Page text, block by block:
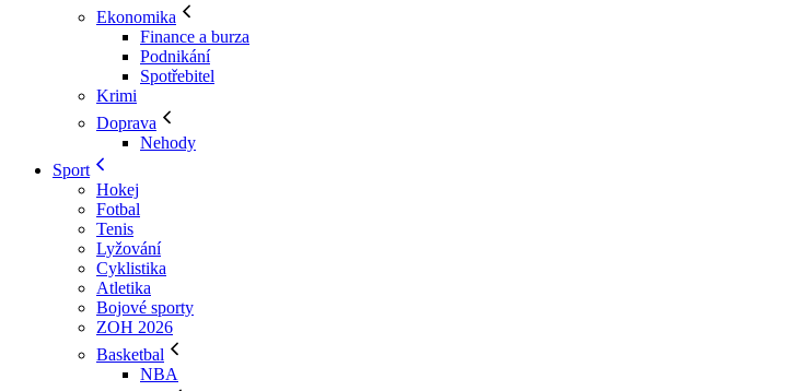
Ekonomika
Finance a burza
Podnikání
Spotřebitel
Krimi
Doprava
Nehody
Sport
Hokej
Fotbal
Tenis
Lyžování
Cyklistika
Atletika
Bojové sporty
ZOH 2026
Basketbal
NBA